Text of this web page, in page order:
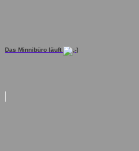
Das Minnibüro läuft